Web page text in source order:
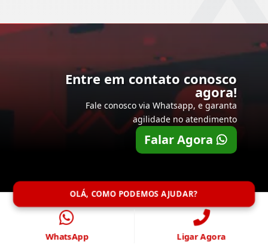
Entre em contato conosco
agora!
Fale conosco via Whatsapp, e garanta
agilidade no atendimento
Falar Agora
OLÁ, COMO PODEMOS AJUDAR?
WhatsApp Ligar Agora